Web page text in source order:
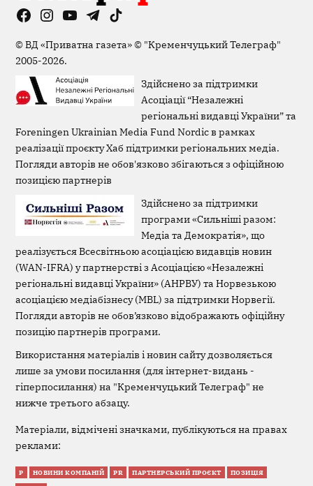
FacebookInstagram
YouTubeTelegramTikTok
©ВД «Приватна газета»© "Кременчуцький Телеграф"
2005-2026.
Здійснено за підтримки
Асоціації “Незалежні
регіональні видавці України” та
Foreningen Ukrainian Media Fund Nordic в рамках
реалізації проєкту Хаб підтримки регіональних медіа.
Погляди авторів не обов'язково збігаються з офіційною
позицією партнерів
Здійснено за підтримки
програми «Сильніші разом:
Медіа та Демократія», що
реалізується Всесвітньою асоціацією видавців новин
(WAN-IFRA) у партнерстві з Асоціацією «Незалежні
регіональні видавці України» (АНРВУ) та Норвезькою
асоціацією медіабізнесу (MBL) за підтримки Норвегії.
Погляди авторів не обов’язково відображають офіційну
позицію партнерів програми.
Використання матеріалів і новин сайту дозволяється
лише за умови посилання (для інтернет-видань -
гіперпосилання) на "Кременчуцький Телеграф" не
нижче третього абзацу.
Матеріали, відмічені значками, публікуються на правах
реклами:
Р НОВИНИ КОМПАНІЙ PR ПАРТНЕРСЬКИЙ ПРОЄКТ ПОЗИЦІЯ